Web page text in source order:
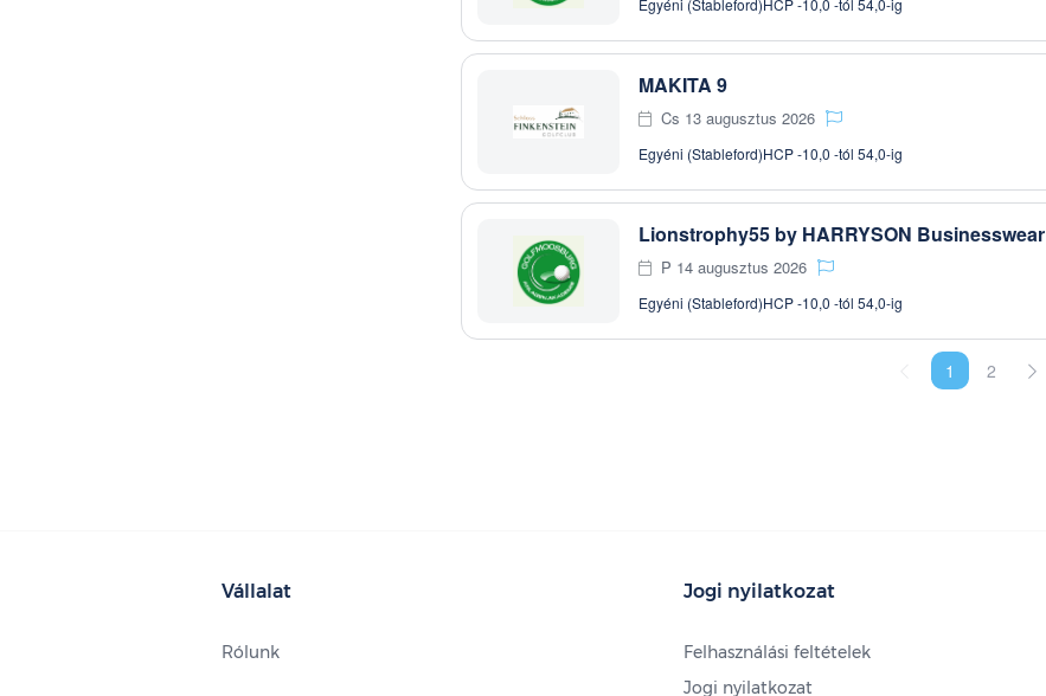
Egyéni (Stableford)HCP -10,0 -tól 54,0-ig
MAKITA 9
Cs 13 augusztus 2026
Egyéni (Stableford)HCP -10,0 -tól 54,0-ig
Lionstrophy55 by HARRYSON Businesswear
P 14 augusztus 2026
Egyéni (Stableford)HCP -10,0 -tól 54,0-ig
1 2
Vállalat
Rólunk
Jogi nyilatkozat
Felhasználási feltételek
Jogi nyilatkozat